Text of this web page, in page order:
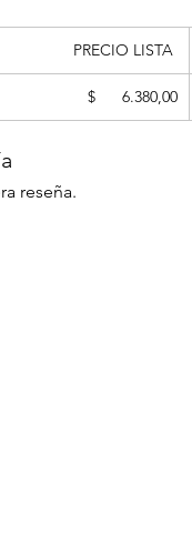
PRECIO LISTA
$ 6.380,00
reseña.